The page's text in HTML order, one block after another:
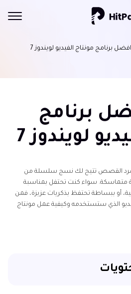
برنامج مونتاج الفيديو لويندوز 7
برنامج
لويندوز 7
لسرد القصص تتيح لك نسج سلسلة من
متماسكة. سواء كنت تحتفل بمناسبة
أو ببساطة تحتفظ بذكريات عزيزة، فمن
الذي ستستخدمه وكيفية عمل مونتاج